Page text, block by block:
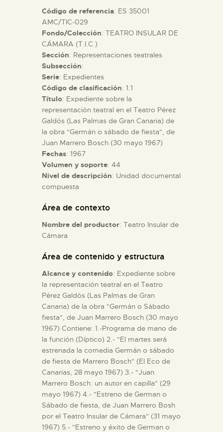
ACTIVIDADES
█
EL MUSEO
COLECCIONES
DIDÁCTICA
ESPAÑOL
Código de referencia: ES 35001
AMC/TIC-029
Fondo/Colección: TEATRO INSULAR DE
CÁMARA (T.I.C.)
Sección: Representaciones teatrales
Subsección:
Serie: Expedientes
Código de clasificación: 1.1
Título: Expediente sobre la
representación teatral en el Teatro Pérez
Galdós (Las Palmas de Gran Canaria) de
la obra "Germán o sábado de fiesta", de
Juan Marrero Bosch (30 mayo 1967)
Fechas: 1967
Volumen y soporte: 44
Nivel de descripción: Unidad documental
compuesta
Área de contexto
Nombre del productor: Teatro Insular de
Cámara
Área de contenido y estructura
Alcance y contenido: Expediente sobre
la representación teatral en el Teatro
Pérez Galdós (Las Palmas de Gran
Canaria) de la obra "Germán o Sábado
fiesta", de Juan Marrero Bosch (30 mayo
1967) Contiene: 1.-Programa de mano de
la función (Díptico) 2.- "El martes será
estrenada la comedia Germán o sábado
de fiesta de Marrero Bosch" (El Eco de
Canarias, 28 mayo 1967) 3.- "Juan
Marrero Bosch: un autor en capilla" (29
mayo 1967) 4.- "Estreno de German o
Sábado de fiesta, de Juan Marrero Bosh
por el Teatro Insular de Cámara" (31 mayo
1967) 5.- "Estreno y éxito de German o